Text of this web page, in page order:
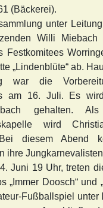
(Bäckerei).
unter
Willi
Festkomitees
„Lindenblüte“ ab.
war die
am 16. Juli. Es
gehalten. Als
wird
diesem Abend
ihre
Juni 19 Uhr, treten
„Immer Doosch“ und
Fußballspiel unter